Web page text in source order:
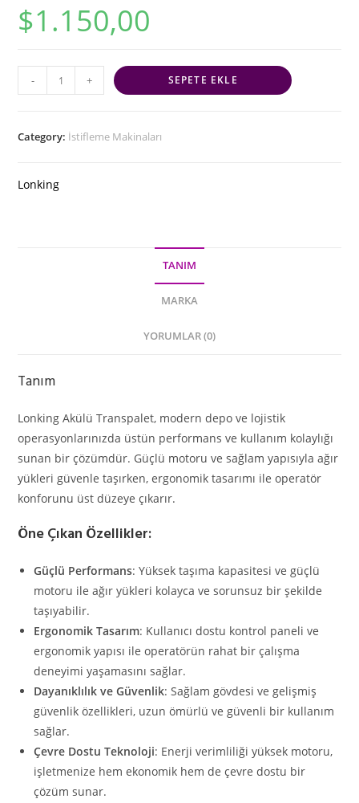
$1.150,00
- + SEPETE EKLE
Category: İstifleme Makinaları
Lonking
TANIM
MARKA
YORUMLAR (0)
Tanım
Lonking Akülü Transpalet, modern depo ve lojistik
operasyonlarınızda üstün performans ve kullanım kolaylığı
sunan bir çözümdür. Güçlü motoru ve sağlam yapısıyla ağır
yükleri güvenle taşırken, ergonomik tasarımı ile operatör
konforunu üst düzeye çıkarır.
Öne Çıkan Özellikler:
Güçlü Performans: Yüksek taşıma kapasitesi ve güçlü
motoru ile ağır yükleri kolayca ve sorunsuz bir şekilde
taşıyabilir.
Ergonomik Tasarım: Kullanıcı dostu kontrol paneli ve
ergonomik yapısı ile operatörün rahat bir çalışma
deneyimi yaşamasını sağlar.
Dayanıklılık ve Güvenlik: Sağlam gövdesi ve gelişmiş
güvenlik özellikleri, uzun ömürlü ve güvenli bir kullanım
sağlar.
Çevre Dostu Teknoloji: Enerji verimliliği yüksek motoru,
işletmenize hem ekonomik hem de çevre dostu bir
çözüm sunar.